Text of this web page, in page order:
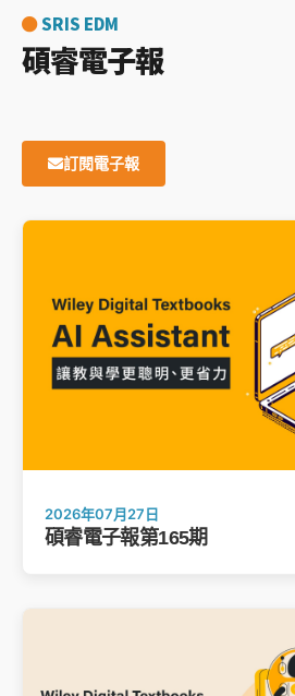
SRIS EDM
碩睿電子報
訂閱電子報
碩睿電子報第165期
2026年07月27日